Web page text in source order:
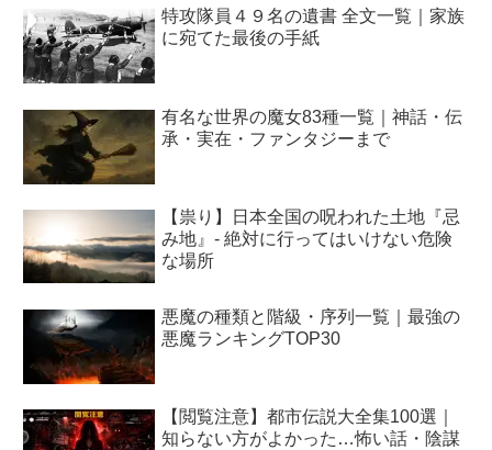
特攻隊員４９名の遺書 全文一覧｜家族
に宛てた最後の手紙
有名な世界の魔女83種一覧｜神話・伝
承・実在・ファンタジーまで
【祟り】日本全国の呪われた土地『忌
み地』- 絶対に行ってはいけない危険
な場所
悪魔の種類と階級・序列一覧｜最強の
悪魔ランキングTOP30
【閲覧注意】都市伝説大全集100選｜
知らない方がよかった…怖い話・陰謀